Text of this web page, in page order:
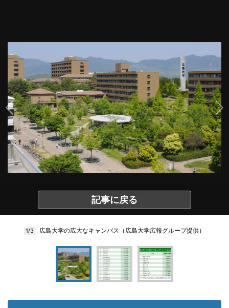
記事に戻る
1/3 広島大学の広大なキャンパス（広島大学広報グループ提供）